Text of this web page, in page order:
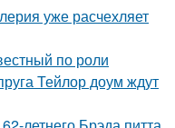
уже расчехляет
по роли
Тейлор доум ждут